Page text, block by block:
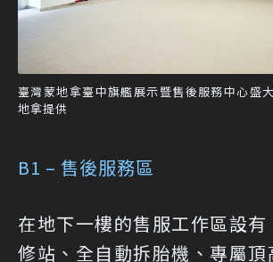
臺灣蒙地拿臺中旗艦展示暨售後服務中心盛
地拿提供
B1 – 售後服務區
在地下一樓的售服工作區設
修站、全自動拆胎機、專屬頂